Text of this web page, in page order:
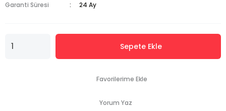
Garanti Süresi
24 Ay
Sepete Ekle
Yorum Yaz